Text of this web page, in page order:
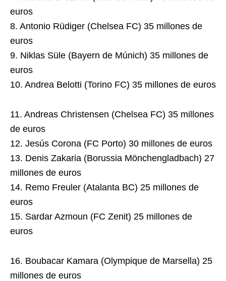
euros
8. Antonio Rüdiger (Chelsea FC) 35 millones de
euros
9. Niklas Süle (Bayern de Múnich) 35 millones de
euros
10. Andrea Belotti (Torino FC) 35 millones de euros
11. Andreas Christensen (Chelsea FC) 35 millones
de euros
12. Jesús Corona (FC Porto) 30 millones de euros
13. Denis Zakaria (Borussia Mönchengladbach) 27
millones de euros
14. Remo Freuler (Atalanta BC) 25 millones de
euros
15. Sardar Azmoun (FC Zenit) 25 millones de
euros
16. Boubacar Kamara (Olympique de Marsella) 25
millones de euros